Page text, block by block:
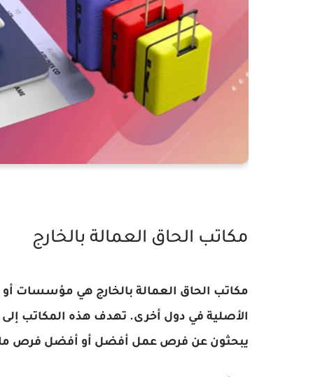
مكاتب الحاق العمالة بالخارج
مكاتب الحاق العمالة بالخارج هي مؤسسات
الأصلية في دول أخرى. تهدف هذه المكاتب
يبحثون عن فرص عمل أفضل أو أفضل فرص